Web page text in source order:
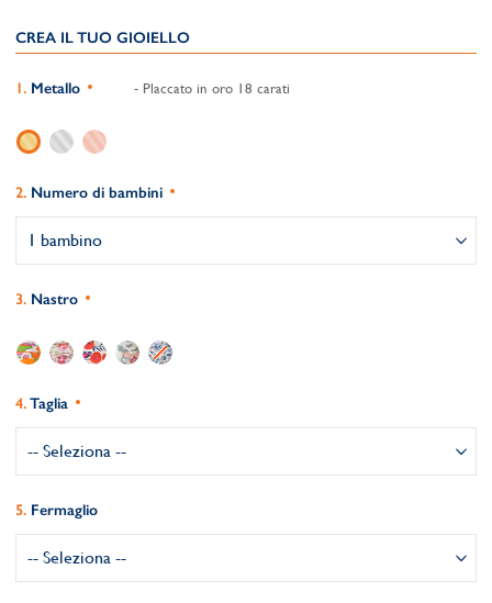
CREA IL TUO GIOIELLO
Metallo - Placcato in oro 18 carati
Numero di bambini
Nastro
Taglia
Fermaglio